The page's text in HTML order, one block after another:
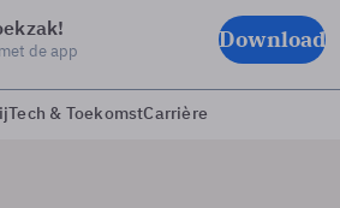
de app Download
Tech & ToekomstCarrière